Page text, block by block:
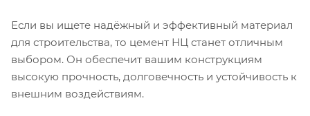
Если вы ищете надёжный и эффективный материал
для строительства, то цемент НЦ станет отличным
выбором. Он обеспечит вашим конструкциям
высокую прочность, долговечность и устойчивость к
внешним воздействиям.